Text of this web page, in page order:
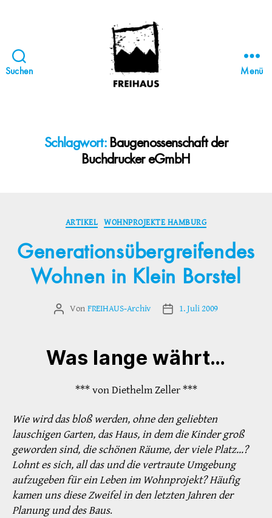
Suchen
STATTBAU
HAMBURG
Menü
Schlagwort: Baugenossenschaft der
Buchdrucker eGmbH
Kategorien
ARTIKEL WOHNPROJEKTE HAMBURG
Generationsübergreifendes
Wohnen in Klein Borstel
Beitragsautor
Von FREIHAUS-Archiv Veröffentlichungsdatum
1. Juli 2009
Was lange währt…
*** von Diethelm Zeller ***
Wie wird das bloß werden, ohne den geliebten
lauschigen Garten, das Haus, in dem die Kinder groß
geworden sind, die schönen Räume, der viele Platz…?
Lohnt es sich, all das und die vertraute Umgebung
aufzugeben für ein Leben im Wohnprojekt? Häufig
kamen uns diese Zweifel in den letzten Jahren der
Planung und des Baus.